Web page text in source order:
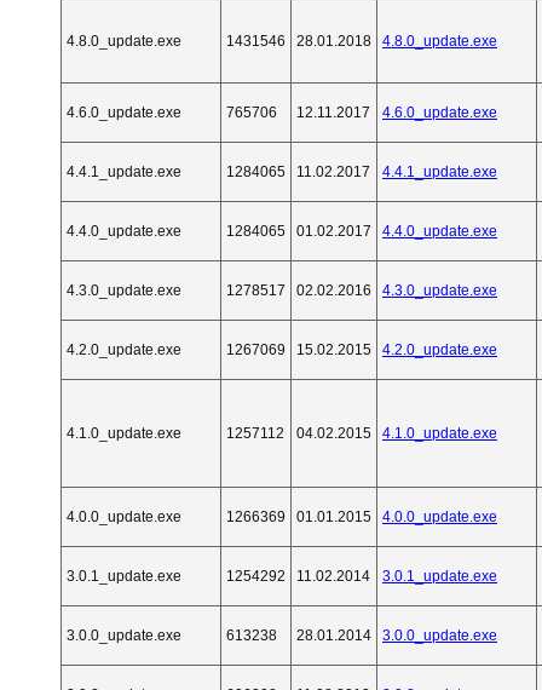
4.8.0_update.exe 1431546 28.01.2018 4.8.0_update.exe
4.6.0_update.exe 765706 12.11.2017 4.6.0_update.exe
4.4.1_update.exe 1284065 11.02.2017 4.4.1_update.exe
4.4.0_update.exe 1284065 01.02.2017 4.4.0_update.exe
4.3.0_update.exe 1278517 02.02.2016 4.3.0_update.exe
4.2.0_update.exe 1267069 15.02.2015 4.2.0_update.exe
4.1.0_update.exe 1257112 04.02.2015 4.1.0_update.exe
4.0.0_update.exe 1266369 01.01.2015 4.0.0_update.exe
3.0.1_update.exe 1254292 11.02.2014 3.0.1_update.exe
3.0.0_update.exe 613238 28.01.2014 3.0.0_update.exe